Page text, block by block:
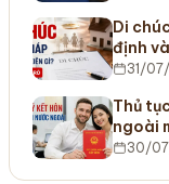
Di
định
31/
Thủ
ngoài
30/